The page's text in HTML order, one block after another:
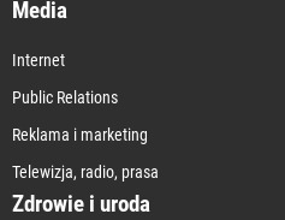
Media
Internet
Public Relations
Reklama i marketing
Telewizja, radio, prasa
Zdrowie i uroda